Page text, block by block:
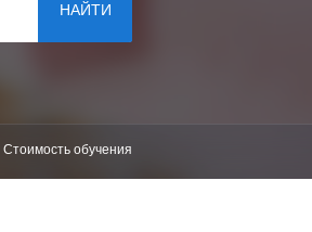
НАЙТИ
Стоимость обучения